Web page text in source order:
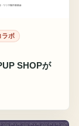
ラボ
SHOPが